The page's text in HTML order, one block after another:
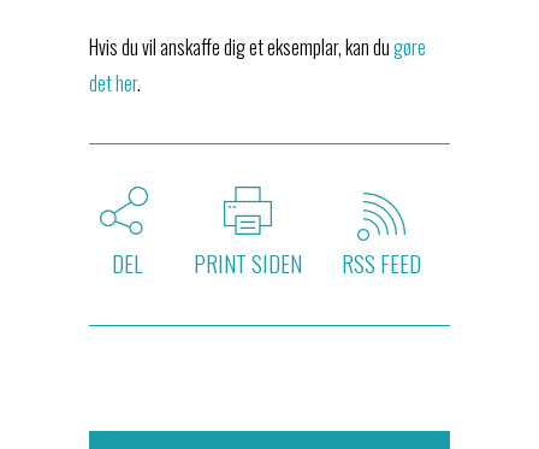
Hvis du vil anskaffe dig et eksemplar, kan dugøre
det her.
DEL PRINT SIDEN RSS FEED